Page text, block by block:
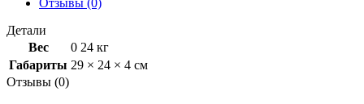
Детали
Вес
0 24 кг
Габариты 29 × 24 × 4 см
Отзывы (0)